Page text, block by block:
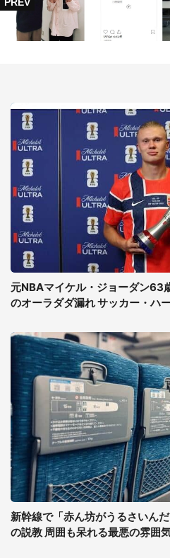
元NBAマイケル・ジョーダン63
のオーラダダ漏れ サッカー・ハ
新幹線で「赤ん坊がうるさいん
の説教 周囲も呆れる最悪の雰囲